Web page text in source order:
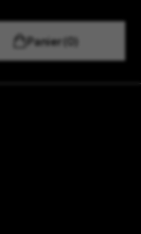
Panier (0)